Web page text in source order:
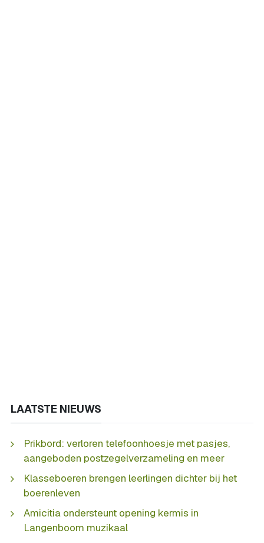
LAATSTE NIEUWS
Prikbord: verloren telefoonhoesje met pasjes,
aangeboden postzegelverzameling en meer
Klasseboeren brengen leerlingen dichter bij het
boerenleven
Amicitia ondersteunt opening kermis in
Langenboom muzikaal